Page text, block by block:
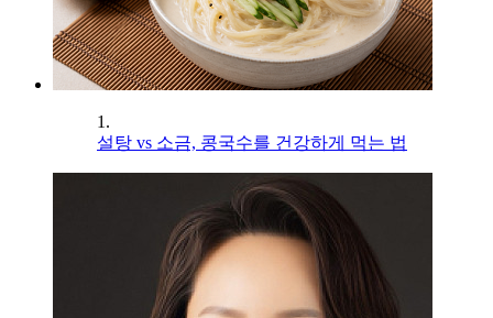
1.
설탕 vs 소금, 콩국수를 건강하게 먹는 법